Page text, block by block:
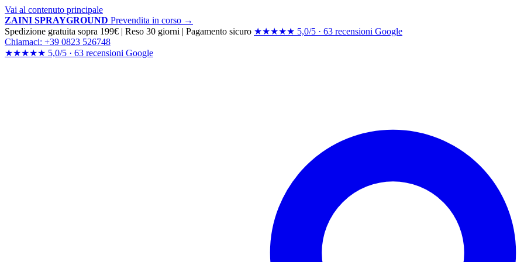
Vai al contenuto principale
ZAINI SPRAYGROUND Prevendita in corso →
Spedizione gratuita sopra 199€ | Reso 30 giorni | Pagamento sicuro ★★★★★ 5,0/5 · 63 recensioni Google
Chiamaci: +39 0823 526748
★★★★★ 5,0/5 · 63 recensioni Google